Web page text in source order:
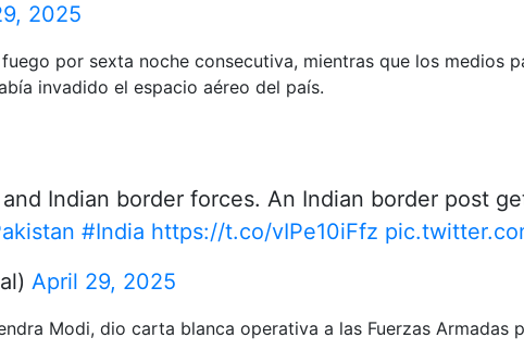
2025
por sexta noche consecutiva, mientras que los medios
invadido el espacio aéreo del país.
Indian border forces. An Indian border post
#India https://t.co/vIPe10iFfz
April 29, 2025
Modi, dio carta blanca operativa a las Fuerzas Armadas